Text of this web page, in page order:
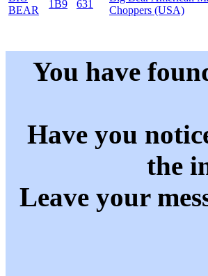
BEAR
1B9 631
Choppers (USA)
You have
Have you
the
Leave your